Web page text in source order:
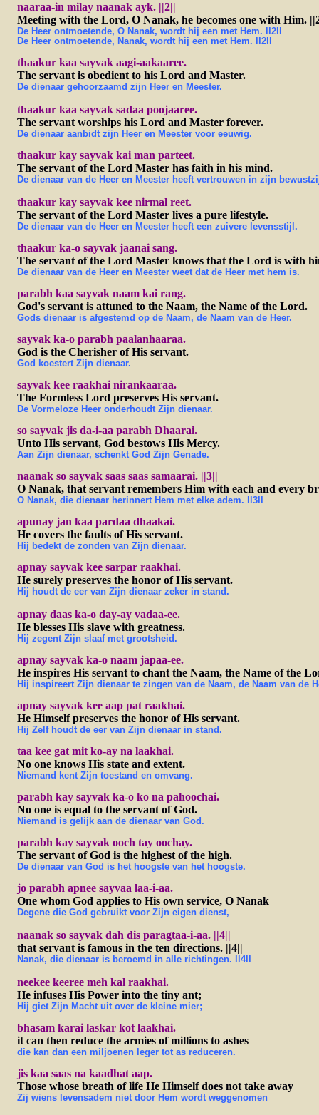
naaraa-in milay naanak ayk. ||2||
Meeting with the Lord, O Nanak, he becomes one with Him.
De Heer ontmoetende, O Nanak, wordt hij een met Hem. ll2ll
De Heer ontmoetende, Nanak, wordt hij een met Hem. ll2ll
thaakur kaa sayvak aagi-aakaaree.
The servant is obedient to his Lord and Master.
De dienaar gehoorzaamd zijn Heer en Meester.
thaakur kaa sayvak sadaa poojaaree.
The servant worships his Lord and Master forever.
De dienaar aanbidt zijn Heer en Meester voor eeuwig.
thaakur kay sayvak kai man parteet.
The servant of the Lord Master has faith in his mind.
De dienaar van de Heer en Meester heeft vertrouwen in zijn
thaakur kay sayvak kee nirmal reet.
The servant of the Lord Master lives a pure lifestyle.
De dienaar van de Heer en Meester heeft een zuivere levensstijl.
thaakur ka-o sayvak jaanai sang.
The servant of the Lord Master knows that the Lord is with
De dienaar van de Heer en Meester weet dat de Heer met hem is.
parabh kaa sayvak naam kai rang.
God's servant is attuned to the Naam, the Name of the Lord.
Gods dienaar is afgestemd op de Naam, de Naam van de Heer.
sayvak ka-o parabh paalanhaaraa.
God is the Cherisher of His servant.
God koestert Zijn dienaar.
sayvak kee raakhai nirankaaraa.
The Formless Lord preserves His servant.
De Vormeloze Heer onderhoudt Zijn dienaar.
so sayvak jis da-i-aa parabh Dhaarai.
Unto His servant, God bestows His Mercy.
Aan Zijn dienaar, schenkt God Zijn Genade.
naanak so sayvak saas saas samaarai. ||3||
O Nanak, that servant remembers Him with each and every
O Nanak, die dienaar herinnert Hem met elke adem. ll3ll
apunay jan kaa pardaa dhaakai.
He covers the faults of His servant.
Hij bedekt de zonden van Zijn dienaar.
apnay sayvak kee sarpar raakhai.
He surely preserves the honor of His servant.
Hij houdt de eer van Zijn dienaar zeker in stand.
apnay daas ka-o day-ay vadaa-ee.
He blesses His slave with greatness.
Hij zegent Zijn slaaf met grootsheid.
apnay sayvak ka-o naam japaa-ee.
He inspires His servant to chant the Naam, the Name of the
Hij inspireert Zijn dienaar te zingen van de Naam, de Naam van de
apnay sayvak kee aap pat raakhai.
He Himself preserves the honor of His servant.
Hij Zelf houdt de eer van Zijn dienaar in stand.
taa kee gat mit ko-ay na laakhai.
No one knows His state and extent.
Niemand kent Zijn toestand en omvang.
parabh kay sayvak ka-o ko na pahoochai.
No one is equal to the servant of God.
Niemand is gelijk aan de dienaar van God.
parabh kay sayvak ooch tay oochay.
The servant of God is the highest of the high.
De dienaar van God is het hoogste van het hoogste.
jo parabh apnee sayvaa laa-i-aa.
One whom God applies to His own service, O Nanak
Degene die God gebruikt voor Zijn eigen dienst,
naanak so sayvak dah dis paragtaa-i-aa. ||4||
that servant is famous in the ten directions. ||4||
Nanak, die dienaar is beroemd in alle richtingen. ll4ll
neekee keeree meh kal raakhai.
He infuses His Power into the tiny ant;
Hij giet Zijn Macht uit over de kleine mier;
bhasam karai laskar kot laakhai.
it can then reduce the armies of millions to ashes
die kan dan een miljoenen leger tot as reduceren.
jis kaa saas na kaadhat aap.
Those whose breath of life He Himself does not take away
Zij wiens levensadem niet door Hem wordt weggenomen